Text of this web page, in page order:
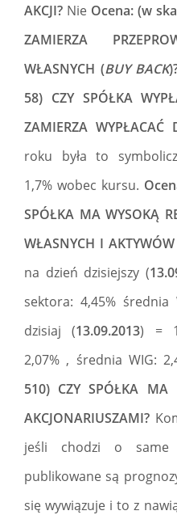
AKCJI? Nie Ocena: (w
ZAMIERZA
WŁASNYCH (BUY BACK
58) CZY SPÓŁKA
ZAMIERZA WYPŁACAĆ
roku była to
1,7% wobec kursu.
SPÓŁKA MA WYSOKĄ
WŁASNYCH I
na dzień dzisiejszy (
sektora: 4,45% średnia
dzisiaj (13.09.2013) =
2,07% , średnia WIG:
510) CZY SPÓŁKA MA
AKCJONARIUSZAMI?
jeśli chodzi o same
publikowane są
się wywiązuje i to z